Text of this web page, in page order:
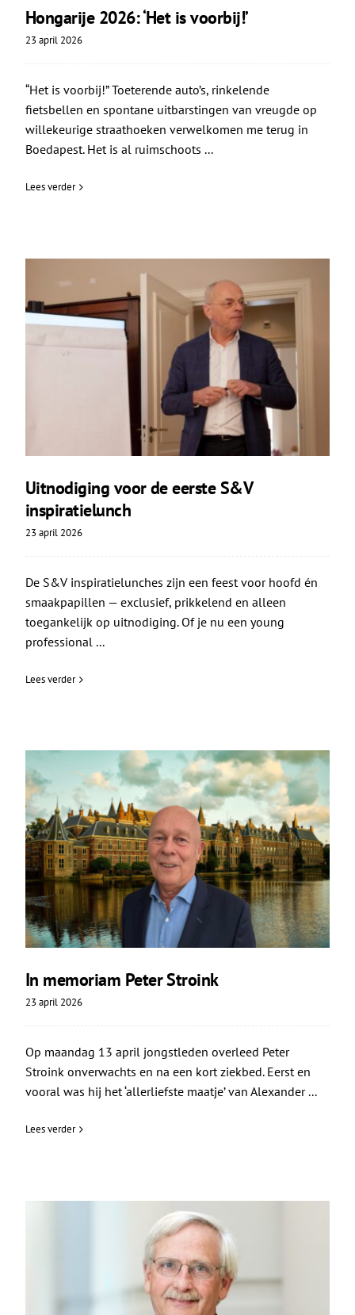
Hongarije 2026: ‘Het is voorbij!’
23 april 2026
“Het is voorbij!” Toeterende auto’s, rinkelende
fietsbellen en spontane uitbarstingen van vreugde op
willekeurige straathoeken verwelkomen me terug in
Boedapest. Het is al ruimschoots ...
Lees verder
Uitnodiging voor de eerste S&V
inspiratielunch
23 april 2026
De S&V inspiratielunches zijn een feest voor hoofd én
smaakpapillen — exclusief, prikkelend en alleen
toegankelijk op uitnodiging. Of je nu een young
professional ...
Lees verder
In memoriam Peter Stroink
23 april 2026
Op maandag 13 april jongstleden overleed Peter
Stroink onverwachts en na een kort ziekbed. Eerst en
vooral was hij het ‘allerliefste maatje’ van Alexander ...
Lees verder